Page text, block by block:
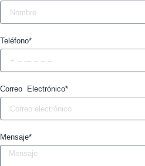
Teléfono*
Correo Electrónico*
Mensaje*